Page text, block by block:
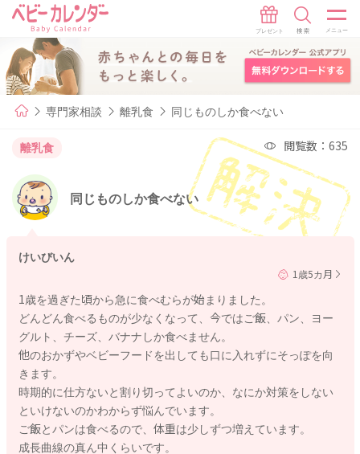
専門家相談 離乳食 同じものしか食べない
離乳食 閲覧数：635
同じものしか食べない
けいびいん
1歳5カ月
1歳を過ぎた頃から急に食べむらが始まりました。
どんどん食べるものが少なくなって、今ではご飯、パン、ヨー
グルト、チーズ、バナナしか食べません。
他のおかずやベビーフードを出しても口に入れずにそっぽを向
きます。
時期的に仕方ないと割り切ってよいのか、なにか対策をしない
といけないのかわからず悩んでいます。
ご飯とパンは食べるので、体重は少しずつ増えています。
成長曲線の真ん中くらいです。